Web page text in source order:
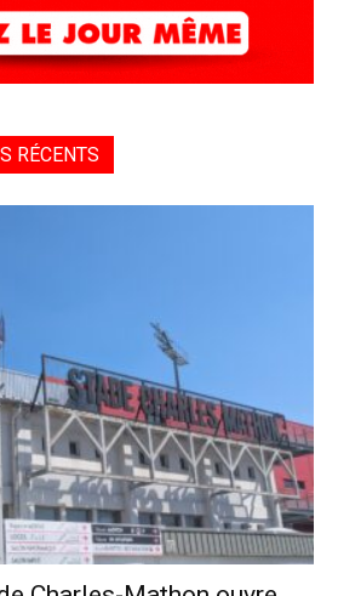
RÉCENTS